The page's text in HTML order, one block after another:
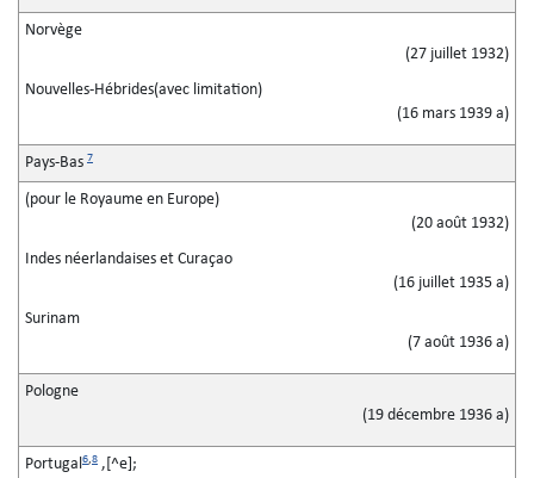
Norvège
(27 juillet 1932)
Nouvelles-Hébrides(avec limitation)
(16 mars 1939 a)
Pays-Bas 7
(pour le Royaume en Europe)
(20 août 1932)
Indes néerlandaises et Curaçao
(16 juillet 1935 a)
Surinam
(7 août 1936 a)
Pologne
(19 décembre 1936 a)
Portugal6,8 ,[^e];